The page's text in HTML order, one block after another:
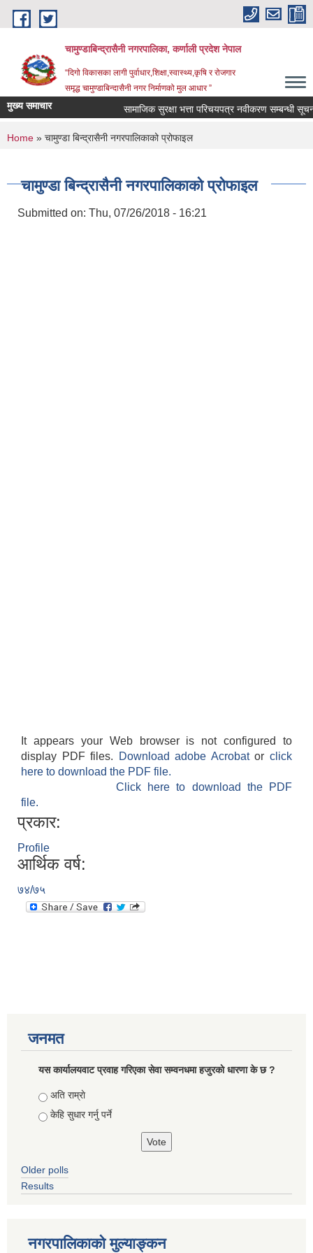
Skip to main content
चामुण्डाबिन्द्रासैनी नगरपालिका, कर्णाली प्रदेश नेपाल
“दिगो विकासका लागी पुर्वाधार,शिक्षा,स्वास्थ्य,कृषि र रोजगार
समृद्ध चामुण्डाबिन्दासैनी नगर निर्माणको मुल आधार ”
मुख्य समाचार सामाजिक सुरक्षा भत्ता परिचयपत्र नवीकरण सम्बन्धी
You are here
Home » चामुण्डा बिन्द्रासैनी नगरपालिकाको प्रोफाइल
चामुण्डा बिन्द्रासैनी नगरपालिकाको प्रोफाइल
Submitted on: Thu, 07/26/2018 - 16:21
It appears your Web browser is not configured to
display PDF files.
Download adobe Acrobatorclick
here to download the PDF file.
Click here to download the PDF
file.
प्रकार:
Profile
आर्थिक वर्ष:
७४/७५
जनमत
यस कार्यालयवाट प्रवाह गरिएका सेवा सम्वनधमा हजुरकाे धारणा के छ ?
Choices
अति राम्राे
केहि सुधार गर्नु पर्ने
Older polls
Results
नगरपालिकाको मुल्याङ्कन